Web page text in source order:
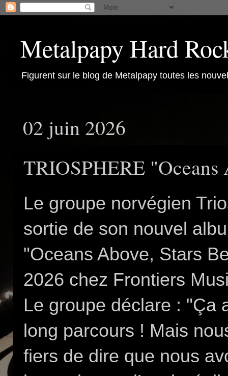
Metalpapy Hard
Figurent sur le blog de Metalpapy toutes les
02 juin 2026
TRIOSPHERE
Le groupe norvégien
sortie de son nouvel
"Oceans Above, Stars
2026 chez Frontiers
Le groupe déclare : "Ça
long parcours ! Mais
fiers de dire que nous